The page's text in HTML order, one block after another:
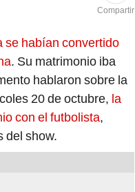
Compartir
se habían convertido
. Su matrimonio iba
hablaron sobre la
20 de octubre, la
con el futbolista,
del show.